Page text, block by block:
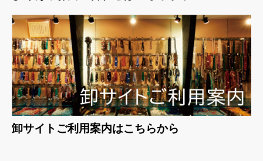
卸サイトご利用案内はこちらから